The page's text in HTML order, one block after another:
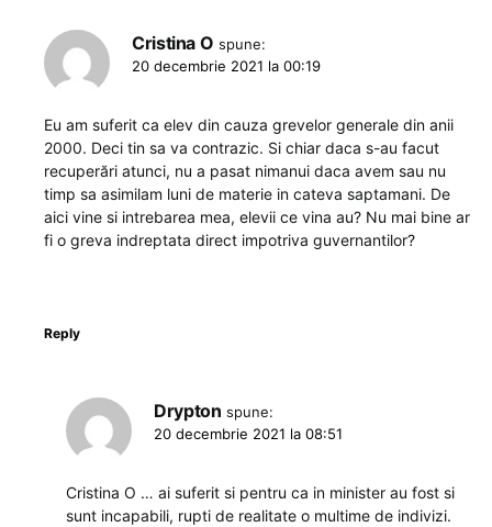
Cristina O spune:
20 decembrie 2021 la 00:19
Eu am suferit ca elev din cauza grevelor generale din anii
2000. Deci tin sa va contrazic. Si chiar daca s-au facut
recuperări atunci, nu a pasat nimanui daca avem sau nu
timp sa asimilam luni de materie in cateva saptamani. De
aici vine si intrebarea mea, elevii ce vina au? Nu mai bine ar
fi o greva indreptata direct impotriva guvernantilor?
Reply
Drypton spune:
20 decembrie 2021 la 08:51
Cristina O … ai suferit si pentru ca in minister au fost si
sunt incapabili, rupti de realitate o multime de indivizi.